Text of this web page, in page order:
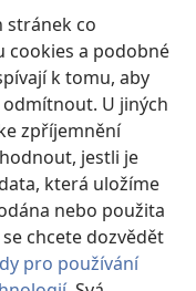
stránek co
cookies a podobné
k tomu, aby
U jiných
zpříjemnění
jestli je
která uložíme
nebo použita
chcete dozvědět
pro používání